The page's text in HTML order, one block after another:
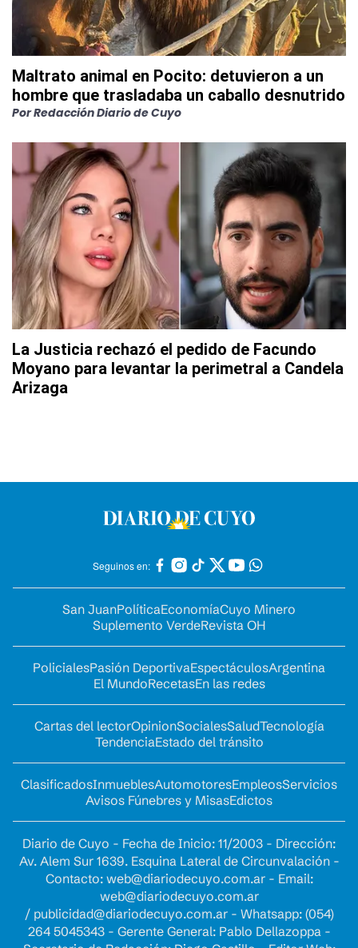
Maltrato animal en Pocito: detuvieron a un
hombre que trasladaba un caballo desnutrido
PorRedacción Diario de Cuyo
La Justicia rechazó el pedido de Facundo
Moyano para levantar la perimetral a Candela
Arizaga
Seguinos en:
San JuanPolíticaEconomíaCuyo Minero
Suplemento VerdeRevista OH
PolicialesPasión DeportivaEspectáculosArgentina
El MundoRecetasEn las redes
Cartas del lectorOpinionSocialesSaludTecnología
TendenciaEstado del tránsito
ClasificadosInmueblesAutomotoresEmpleosServicios
Avisos Fúnebres y MisasEdictos
Diario de Cuyo - Fecha de Inicio: 11/2003 - Dirección:
Av. Alem Sur 1639. Esquina Lateral de Circunvalación -
Contacto: web@diariodecuyo.com.ar- Email:
web@diariodecuyo.com.ar
/ publicidad@diariodecuyo.com.ar- Whatsapp: (054)
264 5045343 - Gerente General: Pablo Dellazoppa -